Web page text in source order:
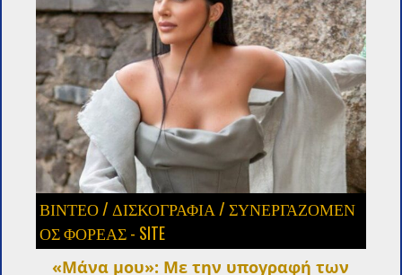
ΒΙΝΤΕΟ/ ΔΙΣΚΟΓΡΑΦΙΑ /ΣΥΝΕΡΓΑΖΌΜΕΝ
ΟΣ ΦΟΡΈΑΣ - SITE
«Μάνα μου»: Με την υπογραφή των